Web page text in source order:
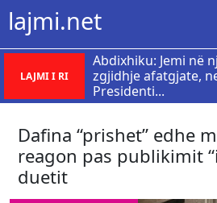
lajmi.net
LAJMI I RI
Abdixhiku: Jemi në
zgjidhje afatgjate,
Presidenti...
Dafina “prishet” edhe
reagon pas publikimit
duetit